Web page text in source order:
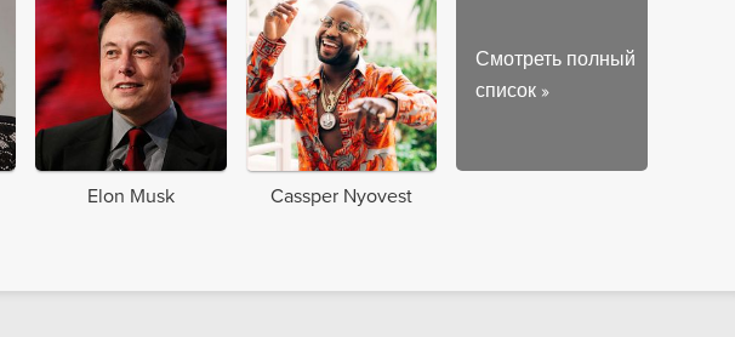
Elon Musk Cassper Nyovest
Смотреть полный
список »